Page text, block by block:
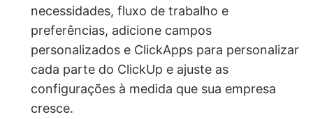
necessidades, fluxo de trabalho e
preferências, adicione campos
personalizados e ClickApps para personalizar
cada parte do ClickUp e ajuste as
configurações à medida que sua empresa
cresce.